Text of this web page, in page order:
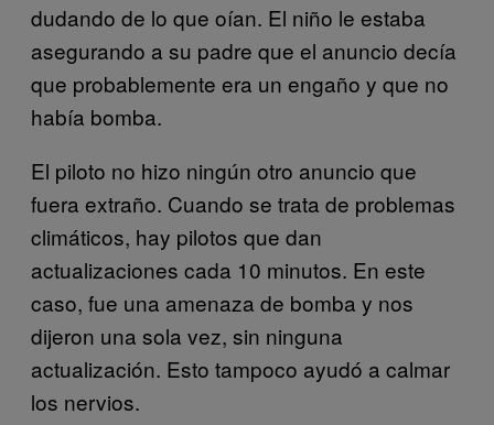
dudando de lo que oían. El niño le estaba
asegurando a su padre que el anuncio decía
que probablemente era un engaño y que no
había bomba.
El piloto no hizo ningún otro anuncio que
fuera extraño. Cuando se trata de problemas
climáticos, hay pilotos que dan
actualizaciones cada 10 minutos. En este
caso, fue una amenaza de bomba y nos
dijeron una sola vez, sin ninguna
actualización. Esto tampoco ayudó a calmar
los nervios.